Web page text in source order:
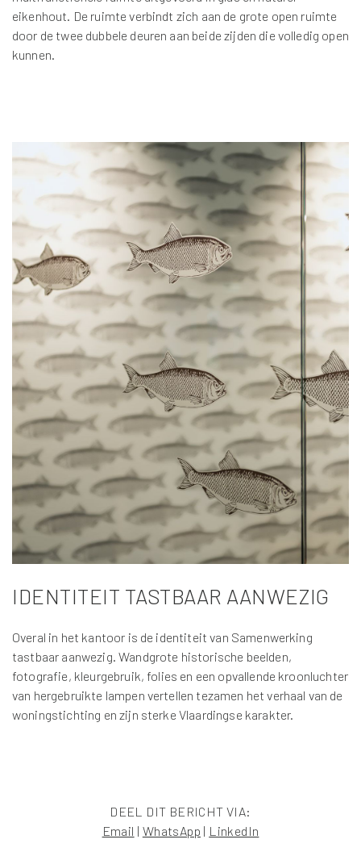
eikenhout. De ruimte verbindt zich aan de grote open ruimte
door de twee dubbele deuren aan beide zijden die volledig open
kunnen.
IDENTITEIT TASTBAAR AANWEZIG
Overal in het kantoor is de identiteit van Samenwerking
tastbaar aanwezig. Wandgrote historische beelden,
fotografie, kleurgebruik, folies en een opvallende kroonluchter
van hergebruikte lampen vertellen tezamen het verhaal van de
woningstichting en zijn sterke Vlaardingse karakter.
DEEL DIT BERICHT VIA:
Email | WhatsApp | LinkedIn